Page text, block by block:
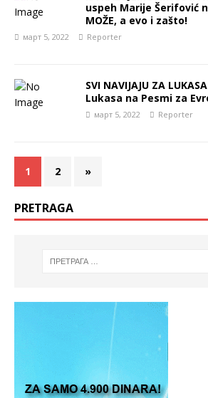
uspeh Marije Šerifović
MOŽE, a evo i zašto!
март 5, 2022 Reporter
SVI NAVIJAJU ZA
Lukasa na Pesmi za
март 5, 2022 Reporter
1 2 »
PRETRAGA